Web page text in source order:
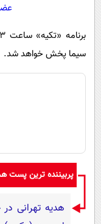
سیما پخش خواهد شد.
پربیننده ترین
هدیه تهرانی